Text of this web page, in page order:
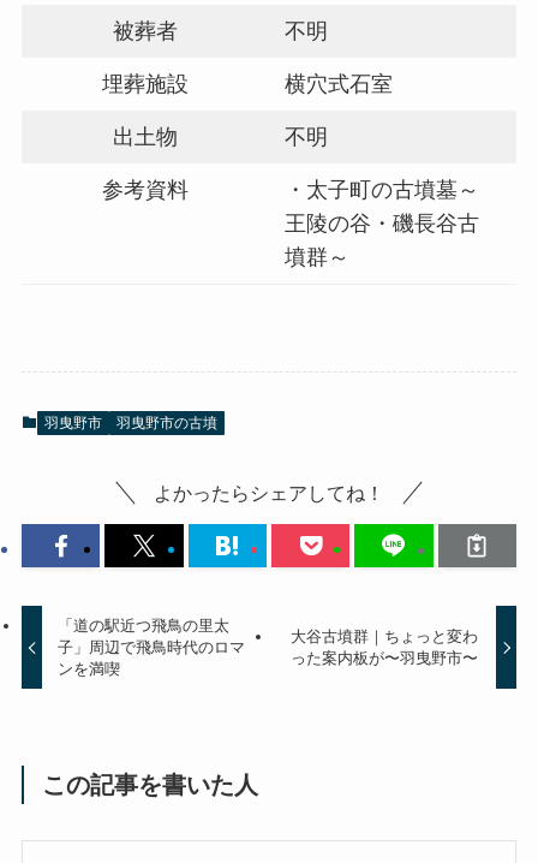
被葬者 不明
埋葬施設 横穴式石室
出土物 不明
参考資料
・太子町の古墳墓～
王陵の谷・磯長谷古
墳群～
羽曳野市 羽曳野市の古墳
よかったらシェアしてね！
「道の駅近つ飛鳥の里太
子」周辺で飛鳥時代のロマ
ンを満喫
大谷古墳群｜ちょっと変わ
った案内板が〜羽曳野市〜
この記事を書いた人